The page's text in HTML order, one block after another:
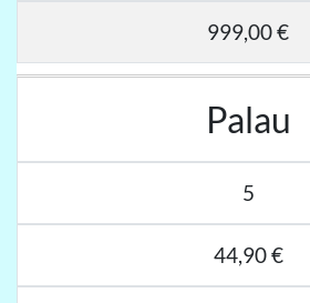
999,00 €
Palau
5
44,90 €